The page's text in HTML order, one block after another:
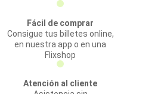
Fácil de comprar
Consigue tus billetes online,
en nuestra app o en una
Flixshop
Atención al cliente